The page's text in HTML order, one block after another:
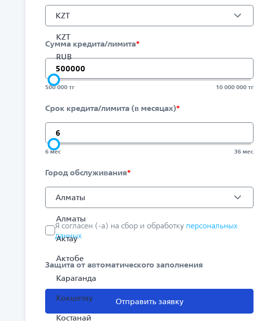
KZT
KZT
RUB
Сумма кредита/лимита*
500 000 тг 10 000 000 тг
Срок кредита/лимита (в месяцах)*
6мес 36 мес
Город обслуживания*
Алматы
Алматы
Актау
Актобе
Караганда
Кокшетау
Костанай
Я согласен (-а) на сбор и обработку персональных
данных
Защита от автоматического заполнения
Отправить заявку